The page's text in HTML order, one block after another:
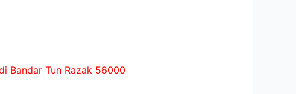
Bandar Tun Razak 56000